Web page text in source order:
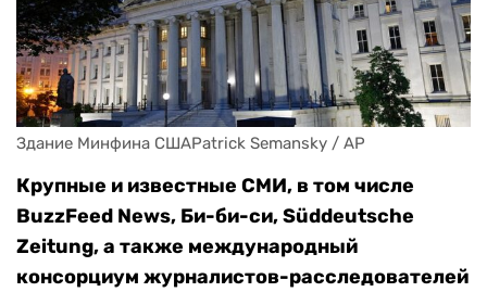
Здание Минфина СШАPatrick Semansky / AP
Крупные и известные СМИ, в том числе
BuzzFeed News, Би-би-си, Süddeutsche
Zeitung, а также международный
консорциум журналистов-расследователей